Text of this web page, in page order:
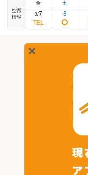
空席
情報
金
8/7
土
8